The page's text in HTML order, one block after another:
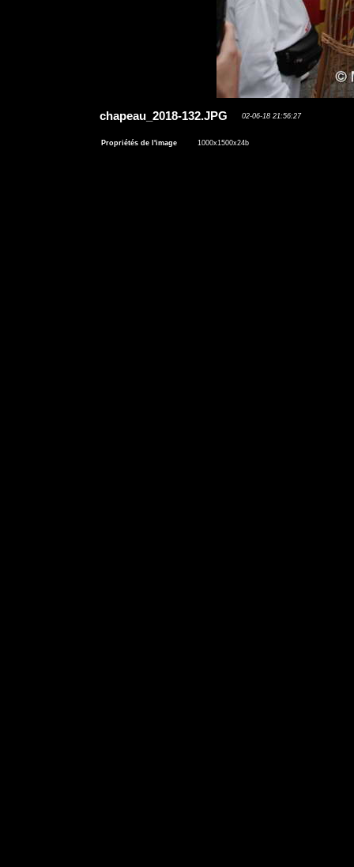
chapeau_2018-132.JPG 02-06-18 21:56:27
Propriétés de l'image 1000x1500x24b